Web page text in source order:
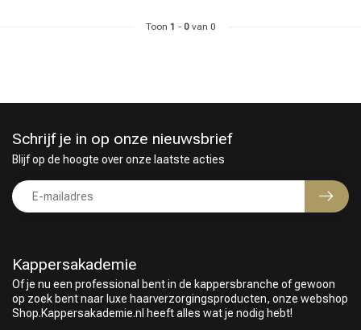
Toon 1 - 0van 0
Kappersakademie
Of je nu een professional bent in de kappersbranche of gewoon
op zoek bent naar luxe haarverzorgingsproducten, onze webshop
Shop.Kappersakademie.nl heeft alles wat je nodig hebt!
Schrijf je in op onze nieuwsbrief
Blijf op de hoogte over onze laatste acties